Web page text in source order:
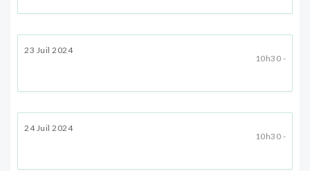
23 Juil 2024
10h30 -
24 Juil 2024
10h30 -